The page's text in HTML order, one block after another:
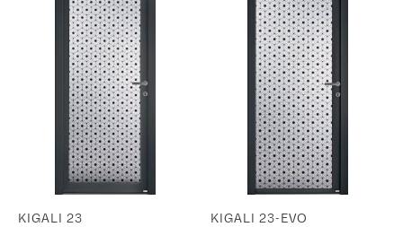
KIGALI 23
KIGALI 23-EVO